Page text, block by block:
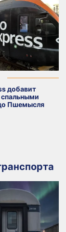
добавит
Пшемысля